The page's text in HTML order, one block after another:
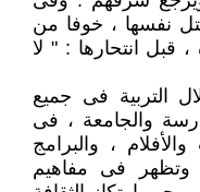
نفسها ، خوفا من
قبل انتحارها : " لا
التربية فى جميع
والجامعة ، فى
، والبرامج
، وتظهر فى مفاهيم